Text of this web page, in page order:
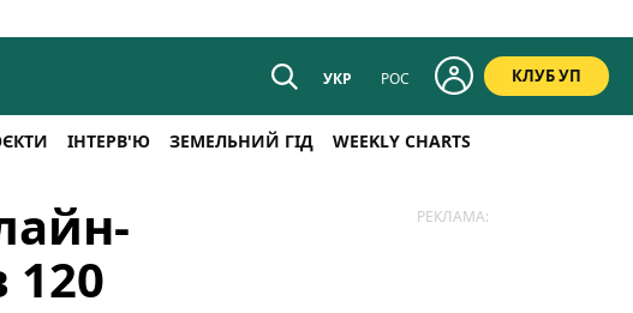
УКР РОС КЛУБ УП
ІНТЕРВ'Ю ЗЕМЕЛЬНИЙ ГІД WEEKLY CHARTS
120
РЕКЛАМА: